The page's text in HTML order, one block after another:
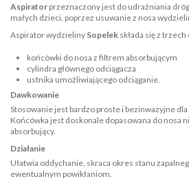
Aspirator przeznaczony jest do udrażniania
małych dzieci, poprzez usuwanie z nosa
Aspirator wydzieliny Sopelek składa się z trzech
końcówki do nosa z filtrem absorbującym
cylindra głównego odciągacza
ustnika umożliwiającego odciąganie.
Dawkowanie
Stosowanie jest bardzo proste i bezinwazyjne
Końcówka jest doskonale dopasowana do nosa
absorbujący.
Działanie
Ułatwia oddychanie, skraca okres stanu
ewentualnym powikłaniom.